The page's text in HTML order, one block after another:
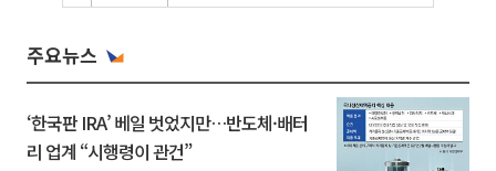
주요뉴스
‘한국판 IRA’ 베일 벗었지만…반도체·배터
리 업계 “시행령이 관건”